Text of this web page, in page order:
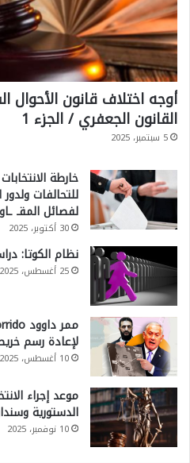
أوجه اختلاف قانون
القانون الجعفري / الجزء 1
5 سبتمبر، 2025
للتحالفات
لفصائل المقـ
30 أكتوبر، 2025
نظام الكوتا:
25 أغسطس، 2025
لإعادة رسم
10 أغسطس، 2025
موعد إجراء
الدستورية
10 نوفمبر، 2025